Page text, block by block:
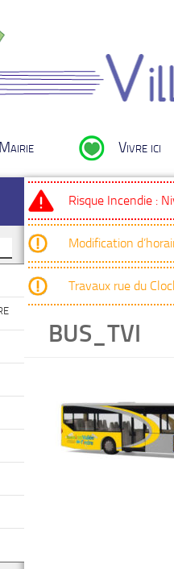
Vivre ici
Risque Incendie :
Modification
Travaux rue du
BUS_TVI